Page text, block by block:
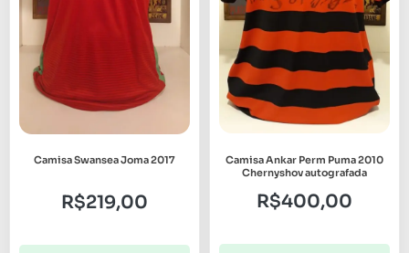
Camisa Swansea Joma 2017
R$219,00
Camisa Ankar Perm Puma 2010
Chernyshov autografada
R$400,00